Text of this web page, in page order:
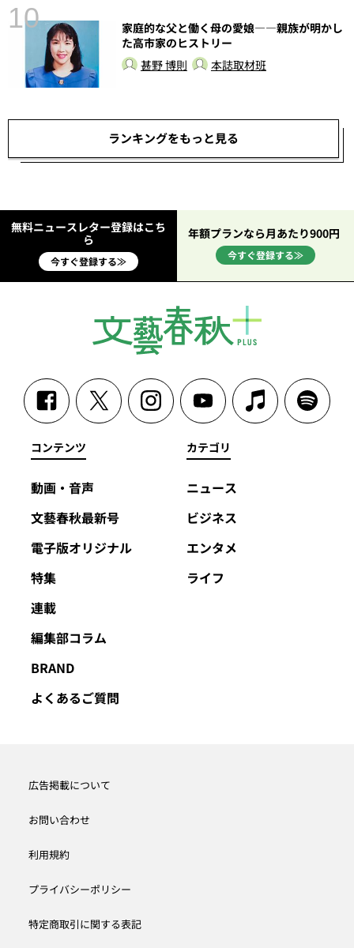
10
家庭的な父と働く母の愛娘――親族が明かし
た高市家のヒストリー
甚野 博則
本誌取材班
ランキングをもっと見る
無料ニュースレター登録はこち
ら
今すぐ登録する≫
年額プランなら月あたり900円
今すぐ登録する≫
コンテンツ
動画・音声
文藝春秋最新号
電子版オリジナル
特集
連載
編集部コラム
BRAND
よくあるご質問
カテゴリ
ニュース
ビジネス
エンタメ
ライフ
広告掲載について
お問い合わせ
利用規約
プライバシーポリシー
特定商取引に関する表記